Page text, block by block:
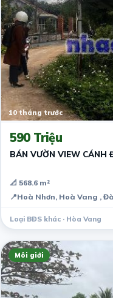
10 tháng trước
590 Triệu
BÁN VƯỜN VIEW CÁNH
📐 568.6 m²
📍Hoà Nhơn, Hoà Vang ,
Loại BĐS khác · Hòa Vang
Môi giới